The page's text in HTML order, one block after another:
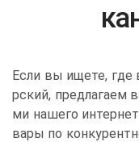
Если вы ищете, где
рский, предлагаем
ми нашего
вары по